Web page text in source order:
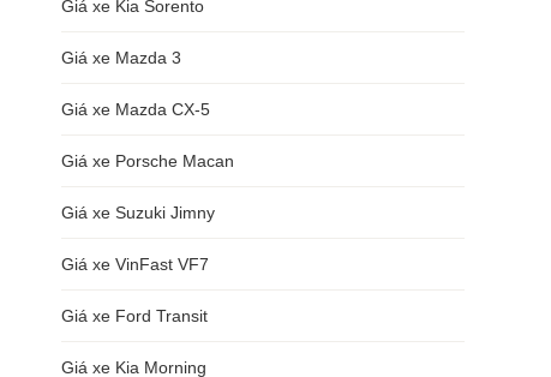
Giá xe Kia Sorento
Giá xe Mazda 3
Giá xe Mazda CX-5
Giá xe Porsche Macan
Giá xe Suzuki Jimny
Giá xe VinFast VF7
Giá xe Ford Transit
Giá xe Kia Morning